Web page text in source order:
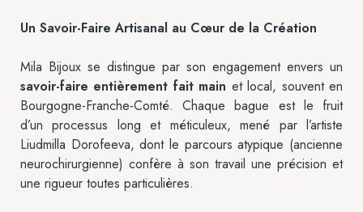
Un Savoir-Faire Artisanal au Cœur de la Création
Mila Bijoux se distingue par son engagement envers un
savoir-faire entièrement fait main et local, souvent en
Bourgogne-Franche-Comté. Chaque bague est le fruit
d’un processus long et méticuleux, mené par l’artiste
Liudmilla Dorofeeva, dont le parcours atypique (ancienne
neurochirurgienne) confère à son travail une précision et
une rigueur toutes particulières.